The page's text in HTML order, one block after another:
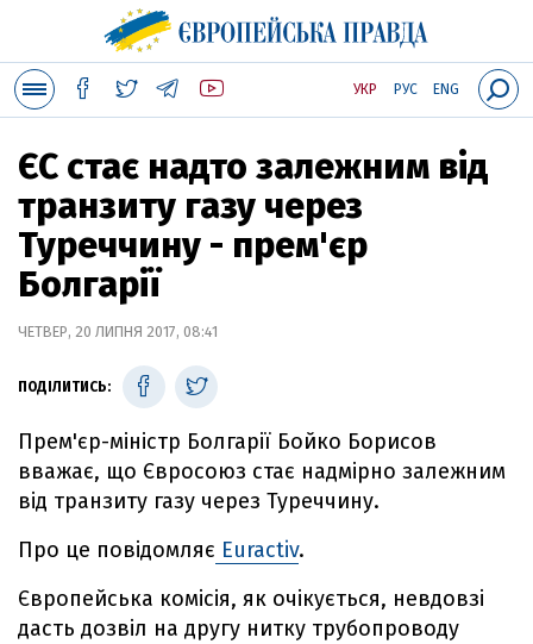
УКР РУС ENG
ЄС стає надто залежним від
транзиту газу через
Туреччину - прем'єр
Болгарії
ЧЕТВЕР, 20 ЛИПНЯ 2017, 08:41
ПОДІЛИТИСЬ:
Прем'єр-міністр Болгарії Бойко Борисов
вважає, що Євросоюз стає надмірно залежним
від транзиту газу через Туреччину.
Про це повідомляє Euractiv.
Європейська комісія, як очікується, невдовзі
дасть дозвіл на другу нитку трубопроводу